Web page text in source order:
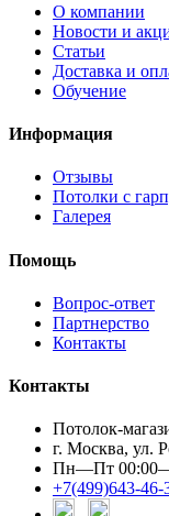
О компании
Новости и
Статьи
Доставка и
Обучение
Информация
Отзывы
Потолки с
Галерея
Помощь
Вопрос-ответ
Партнерство
Контакты
Контакты
Потолок-
г. Москва, ул.
Пн—Пт
+7(499)643-46-